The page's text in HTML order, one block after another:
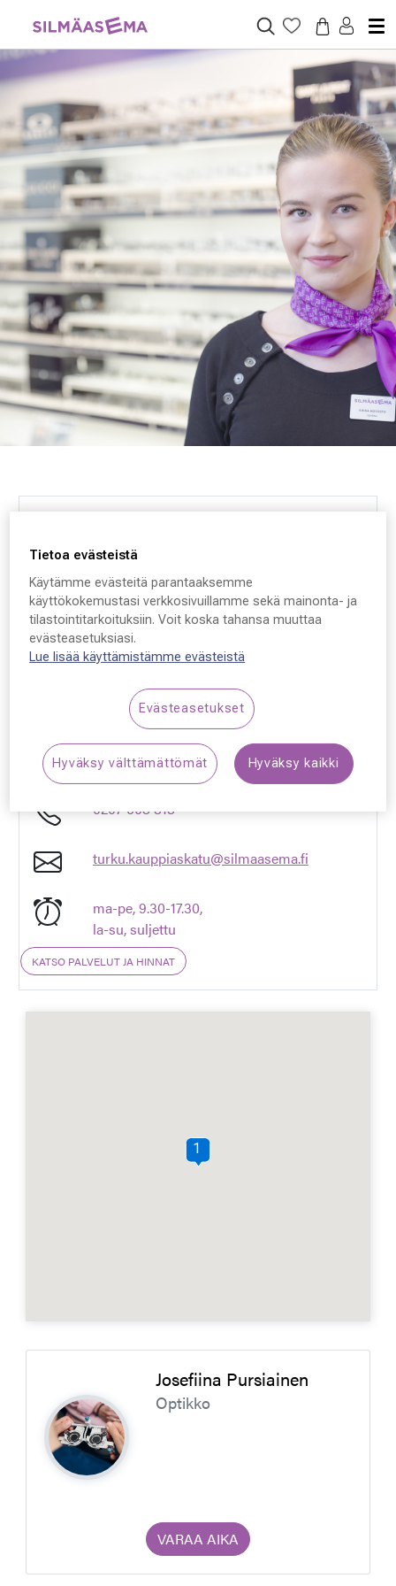
Silmäasema Turku, Kauppiaskatu
Kauppiaskatu 10
20100, Turku
VARAA AIKA
Ota yhteyttä
0207 608 818
turku.kauppiaskatu@silmaasema.fi
ma-pe, 9.30-17.30,
la-su, suljettu
KATSO PALVELUT JA HINNAT
1
Josefiina Pursiainen
Optikko
VARAA AIKA
Tietoa evästeistä
Käytämme evästeitä parantaaksemme
käyttökokemustasi verkkosivuillamme sekä mainonta- ja
tilastointitarkoituksiin. Voit koska tahansa muuttaa
evästeasetuksiasi.
Lue lisää käyttämistämme evästeistä
Evästeasetukset
Hyväksy välttämättömät Hyväksy kaikki